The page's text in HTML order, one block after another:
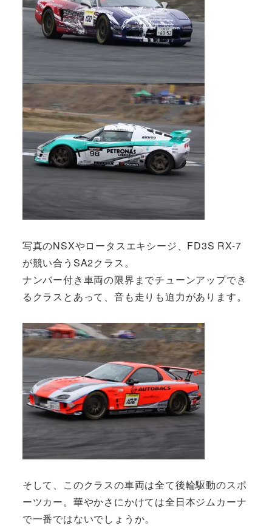
写真のNSXやロータスエキシージ、FD3S RX-7
が競い合うSA2クラス。
ナンバー付き車両の限界までチューンアップでき
るクラスとあって、音も走りも迫力があります。
そして、このクラスの車両は全て後輪駆動のスポ
ーツカー。華やかさにかけては全日本ジムカーナ
で一番ではないでしょうか。